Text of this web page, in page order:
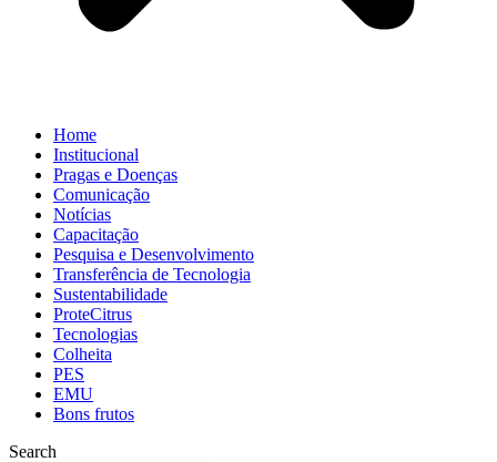
Home
Institucional
Pragas e Doenças
Comunicação
Notícias
Capacitação
Pesquisa e Desenvolvimento
Transferência de Tecnologia
Sustentabilidade
ProteCitrus
Tecnologias
Colheita
PES
EMU
Bons frutos
Search